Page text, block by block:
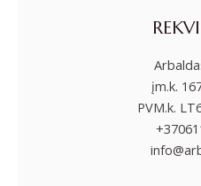
įm.k.
PVM.k.